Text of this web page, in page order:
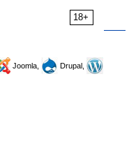
18+
Joomla,
Drupal,